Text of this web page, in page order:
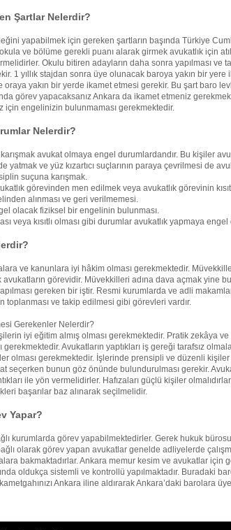
Şartlar Nelerdir?
yapabilmek için gereken şartların başında Türkiye
ve bölüme gerekli puanı alarak girmek avukatlık için
Okulu bitiren adayların daha sonra yapılması ve
1 yıllık stajdan sonra üye olunacak baroya yakın bir yere
yakın bir yerde ikamet etmesi gerekir. Bu şart baro
görev yapacaksanız Ankara da ikamet etmeniz
için engelinizin bulunmaması gerekmektedir.
Nelerdir?
karışmak avukat olmaya engel durumlardandır. Bu kişiler
yatmak ve yüz kızartıcı suçlarının paraya çevrilmesi de
suçuna karışmak.
görevinden men edilmek veya avukatlık görevinin
alınması ve geri verilmemesi.
olacak fiziksel bir engelinin bulunması.
veya kısıtlı olması gibi durumlar avukatlık yapmaya engel
ve kanunlara iyi hâkim olması gerekmektedir.
görevidir. Müvekkilleri adına dava açmak yine
gereken bir iştir. Resmi kurumlarda ve adli
toplanması ve takip edilmesi gibi görevleri vardır.
Gerekenler Nelerdir?
iyi eğitim almış olması gerekmektedir. Pratik zekâya
Avukatların yaptıkları iş gereği tarafsız
olması gerekmektedir. İşlerinde prensipli ve düzenli kişiler
seçerken bunun göz önünde bulundurulması gerekir.
ile yön vermelidirler. Hafızaları güçlü kişiler
başarılar baz alınarak seçilmelidir.
Yapar?
kurumlarda görev yapabilmektedirler. Gerek hukuk
olarak görev yapan avukatlar genelde adliyelerde
bakmaktadırlar. Ankara memur kesim ve avukatlar için
oldukça sistemli ve kontrollü yapılmaktadır. Buradaki
Ankara iline aldırarak Ankara’daki barolara